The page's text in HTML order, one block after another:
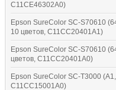
C11CE46302A0)
Epson SureColor SC-S70610
10 цветов, C11CC20401A1)
Epson SureColor SC-S70610
цветов, C11CC20401A0)
Epson SureColor SC-T3000 (A1,
C11CC15001A0)